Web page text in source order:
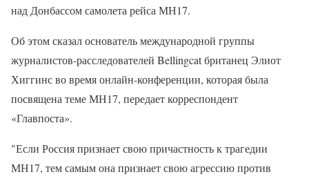
над Донбассом самолета рейса МН17.
Об этом сказал основатель международной группы
журналистов-расследователей Bellingcat британец Элиот
Хиггинс во время онлайн-конференции, которая была
посвящена теме МН17, передает корреспондент
«Главпоста».
"Если Россия признает свою причастность к трагедии
МН17, тем самым она признает свою агрессию против